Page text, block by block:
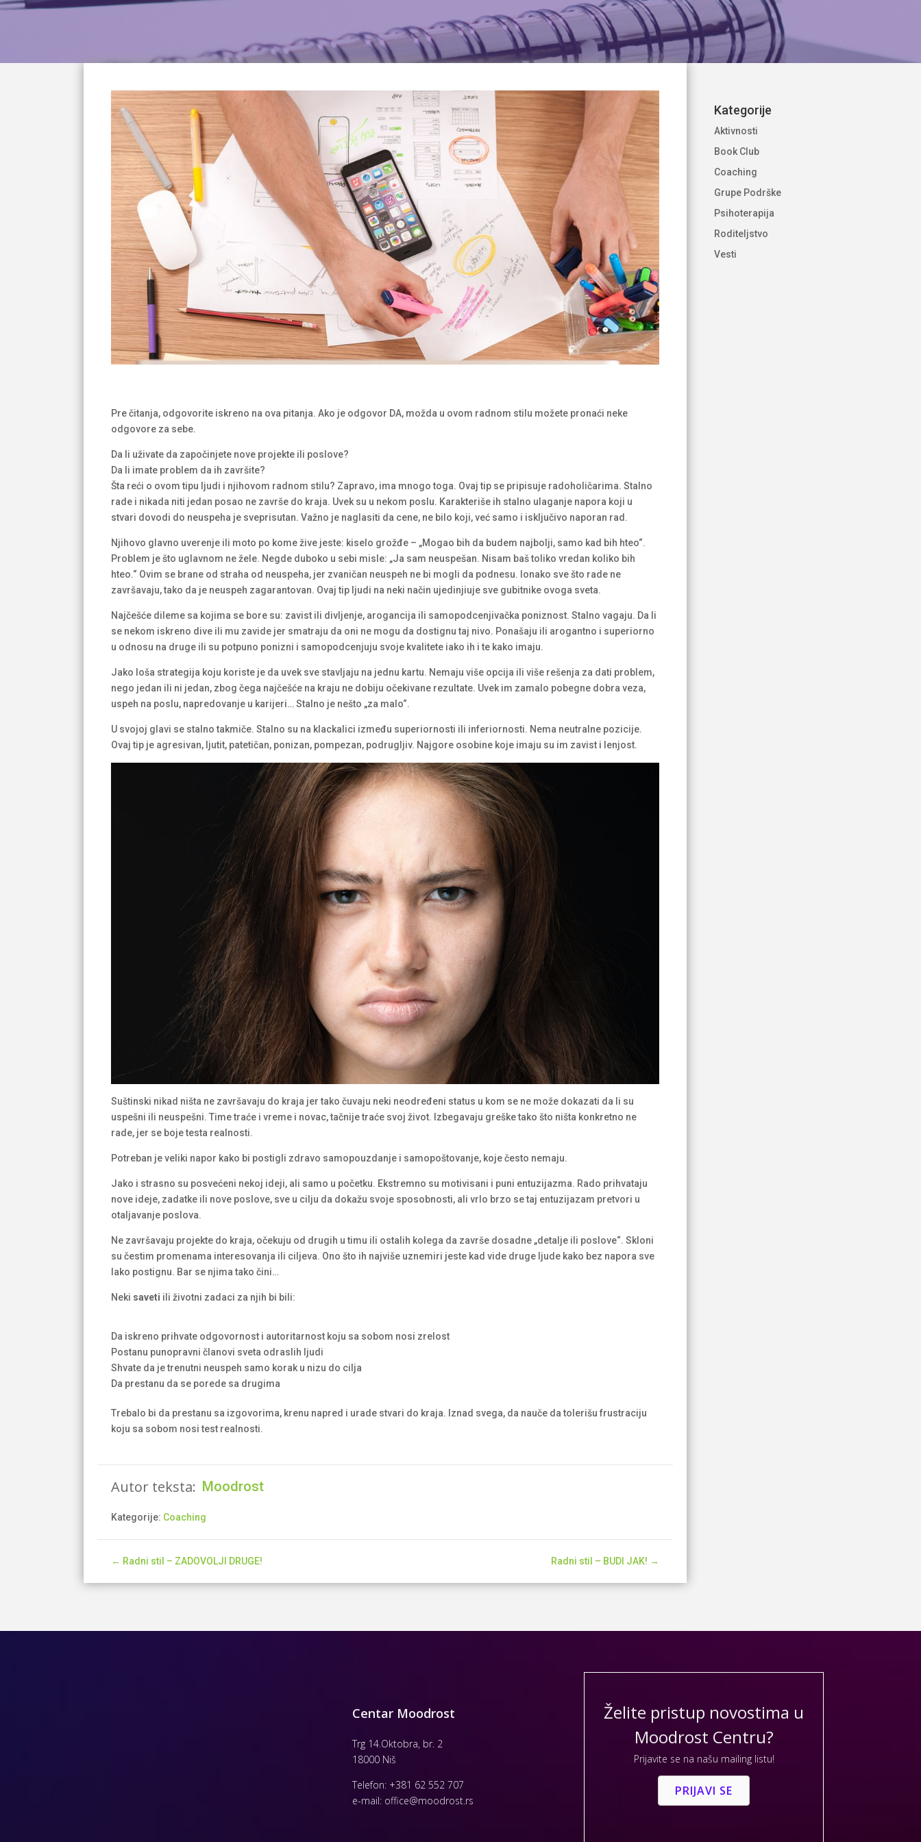
Pre čitanja, odgovorite iskreno na ova pitanja. Ako je odgovor DA, možda u ovom radnom stilu možete pronaći neke
odgovore za sebe.
Da li uživate da započinjete nove projekte ili poslove?
Da li imate problem da ih završite?
Šta reći o ovom tipu ljudi i njihovom radnom stilu? Zapravo, ima mnogo toga. Ovaj tip se pripisuje radoholičarima. Stalno
rade i nikada niti jedan posao ne završe do kraja. Uvek su u nekom poslu. Karakteriše ih stalno ulaganje napora koji u
stvari dovodi do neuspeha je sveprisutan. Važno je naglasiti da cene, ne bilo koji, već samo i isključivo naporan rad.
Njihovo glavno uverenje ili moto po kome žive jeste: kiselo grožđe – „Mogao bih da budem najbolji, samo kad bih hteo“.
Problem je što uglavnom ne žele. Negde duboko u sebi misle: „Ja sam neuspešan. Nisam baš toliko vredan koliko bih
hteo.“ Ovim se brane od straha od neuspeha, jer zvaničan neuspeh ne bi mogli da podnesu. Ionako sve što rade ne
završavaju, tako da je neuspeh zagarantovan. Ovaj tip ljudi na neki način ujedinjiuje sve gubitnike ovoga sveta.
Najčešće dileme sa kojima se bore su: zavist ili divljenje, arogancija ili samopodcenjivačka poniznost. Stalno vagaju. Da li
se nekom iskreno dive ili mu zavide jer smatraju da oni ne mogu da dostignu taj nivo. Ponašaju ili arogantno i superiorno
u odnosu na druge ili su potpuno ponizni i samopodcenjuju svoje kvalitete iako ih i te kako imaju.
Jako loša strategija koju koriste je da uvek sve stavljaju na jednu kartu. Nemaju više opcija ili više rešenja za dati problem,
nego jedan ili ni jedan, zbog čega najčešće na kraju ne dobiju očekivane rezultate. Uvek im zamalo pobegne dobra veza,
uspeh na poslu, napredovanje u karijeri… Stalno je nešto „za malo“.
U svojoj glavi se stalno takmiče. Stalno su na klackalici između superiornosti ili inferiornosti. Nema neutralne pozicije.
Ovaj tip je agresivan, ljutit, patetičan, ponizan, pompezan, podrugljiv. Najgore osobine koje imaju su im zavist i lenjost.
Suštinski nikad ništa ne završavaju do kraja jer tako čuvaju neki neodređeni status u kom se ne može dokazati da li su
uspešni ili neuspešni. Time traće i vreme i novac, tačnije traće svoj život. Izbegavaju greške tako što ništa konkretno ne
rade, jer se boje testa realnosti.
Potreban je veliki napor kako bi postigli zdravo samopouzdanje i samopoštovanje, koje često nemaju.
Jako i strasno su posvećeni nekoj ideji, ali samo u početku. Ekstremno su motivisani i puni entuzijazma. Rado prihvataju
nove ideje, zadatke ili nove poslove, sve u cilju da dokažu svoje sposobnosti, ali vrlo brzo se taj entuzijazam pretvori u
otaljavanje poslova.
Ne završavaju projekte do kraja, očekuju od drugih u timu ili ostalih kolega da završe dosadne „detalje ili poslove“. Skloni
su čestim promenama interesovanja ili ciljeva. Ono što ih najviše uznemiri jeste kad vide druge ljude kako bez napora sve
lako postignu. Bar se njima tako čini…
Neki saveti ili životni zadaci za njih bi bili:
Da iskreno prihvate odgovornost i autoritarnost koju sa sobom nosi zrelost
Postanu punopravni članovi sveta odraslih ljudi
Shvate da je trenutni neuspeh samo korak u nizu do cilja
Da prestanu da se porede sa drugima
Trebalo bi da prestanu sa izgovorima, krenu napred i urade stvari do kraja. Iznad svega, da nauče da tolerišu frustraciju
koju sa sobom nosi test realnosti.
Autor teksta: Moodrost
Kategorije: Coaching
Post
navigation
← Radni stil – ZADOVOLJI DRUGE! Radni stil – BUDI JAK! →
Kategorije
Aktivnosti
Book Club
Coaching
Grupe Podrške
Psihoterapija
Roditeljstvo
Vesti
Centar Moodrost
Trg 14.Oktobra, br. 2
18000 Niš
Telefon: +381 62 552 707
e-mail: office@moodrost.rs
Želite pristup novostima u
Moodrost Centru?
Prijavite se na našu mailing listu!
PRIJAVI SE